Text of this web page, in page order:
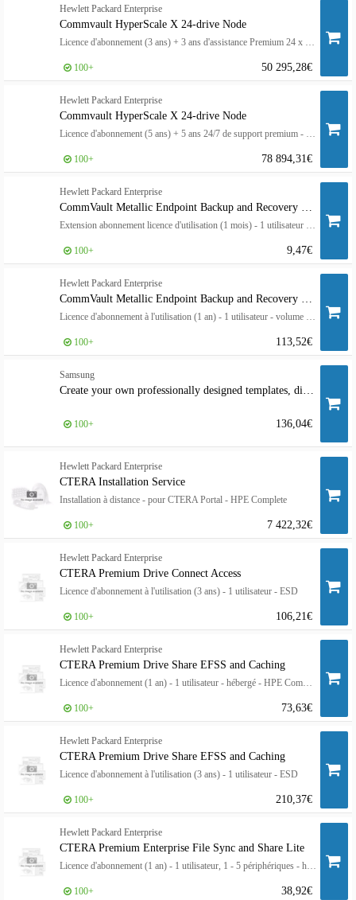
Hewlett Packard Enterprise
Commvault HyperScale X 24-drive Node
50 295,28€
100+
Hewlett Packard Enterprise
Commvault HyperScale X 24-drive Node
78 894,31€
100+
Hewlett Packard Enterprise
CommVault Metallic Endpoint Backup and Recovery Essentials
9,47€
100+
Hewlett Packard Enterprise
CommVault Metallic Endpoint Backup and Recovery Essentials
113,52€
100+
Samsung
Create your own professionally designed templates, display business content, and promote messages effortlessly across your digital displays with Samsung VXT's S Series Plan. Bring together flexible and efficient operation, faster setup and system recovery
136,04€
100+
Hewlett Packard Enterprise
CTERA Installation Service
Installation à distance - pour CTERA Portal - HPE Complete
7 422,32€
100+
Hewlett Packard Enterprise
CTERA Premium Drive Connect Access
Licence d'abonnement à l'utilisation (3 ans) - 1 utilisateur - ESD
106,21€
100+
Hewlett Packard Enterprise
CTERA Premium Drive Share EFSS and Caching
73,63€
100+
Hewlett Packard Enterprise
CTERA Premium Drive Share EFSS and Caching
Licence d'abonnement à l'utilisation (3 ans) - 1 utilisateur - ESD
210,37€
100+
Hewlett Packard Enterprise
CTERA Premium Enterprise File Sync and Share Lite
38,92€
100+